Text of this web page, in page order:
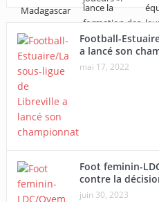
Football-
a lancé son
mai 17, 2022
Foot feminin-
contre la
juin 30, 2023